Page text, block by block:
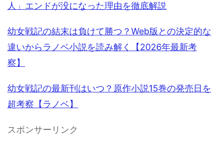
人」エンドが没になった理由を徹底解説
幼女戦記の結末は負けて勝つ？Web版との決定的な
違いからラノベ小説を読み解く【2026年最新考
察】
幼女戦記の最新刊はいつ？原作小説15巻の発売日を
超考察【ラノベ】
スポンサーリンク